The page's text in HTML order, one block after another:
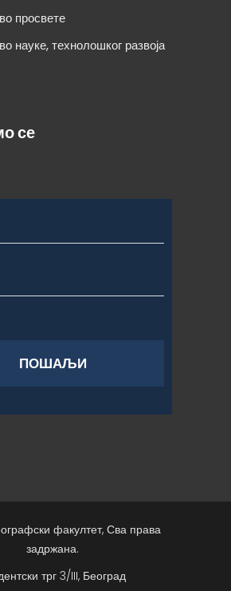
просвете
науке, технолошког развоја
се
факултет, Сва права
задржана.
трг 3/III, Београд